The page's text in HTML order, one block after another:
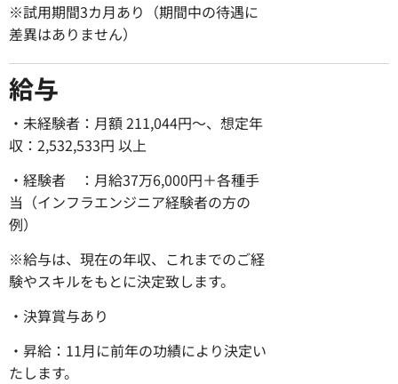
※試用期間3カ月あり（期間中の待遇に
差異はありません）
給与
・未経験者：月額 211,044円〜、想定年
収：2,532,533円 以上
・経験者 ：月給37万6,000円＋各種手
当（インフラエンジニア経験者の方の
例）
※給与は、現在の年収、これまでのご経
験やスキルをもとに決定致します。
・決算賞与あり
・昇給：11月に前年の功績により決定い
たします。